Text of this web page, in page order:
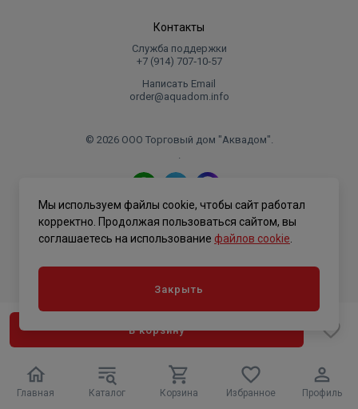
Главная Каталог Корзина Избранное Профиль
В корзину
Контакты
Служба поддержки
+7 (914) 707‑10‑57
Написать Email
order@aquadom.info
© 2026 ООО Торговый дом "Аквадом".
.
Политика конфиденциальности
Мы используем файлы cookie, чтобы сайт работал
корректно. Продолжая пользоваться сайтом, вы
соглашаетесь на использование файлов cookie
Закрыть